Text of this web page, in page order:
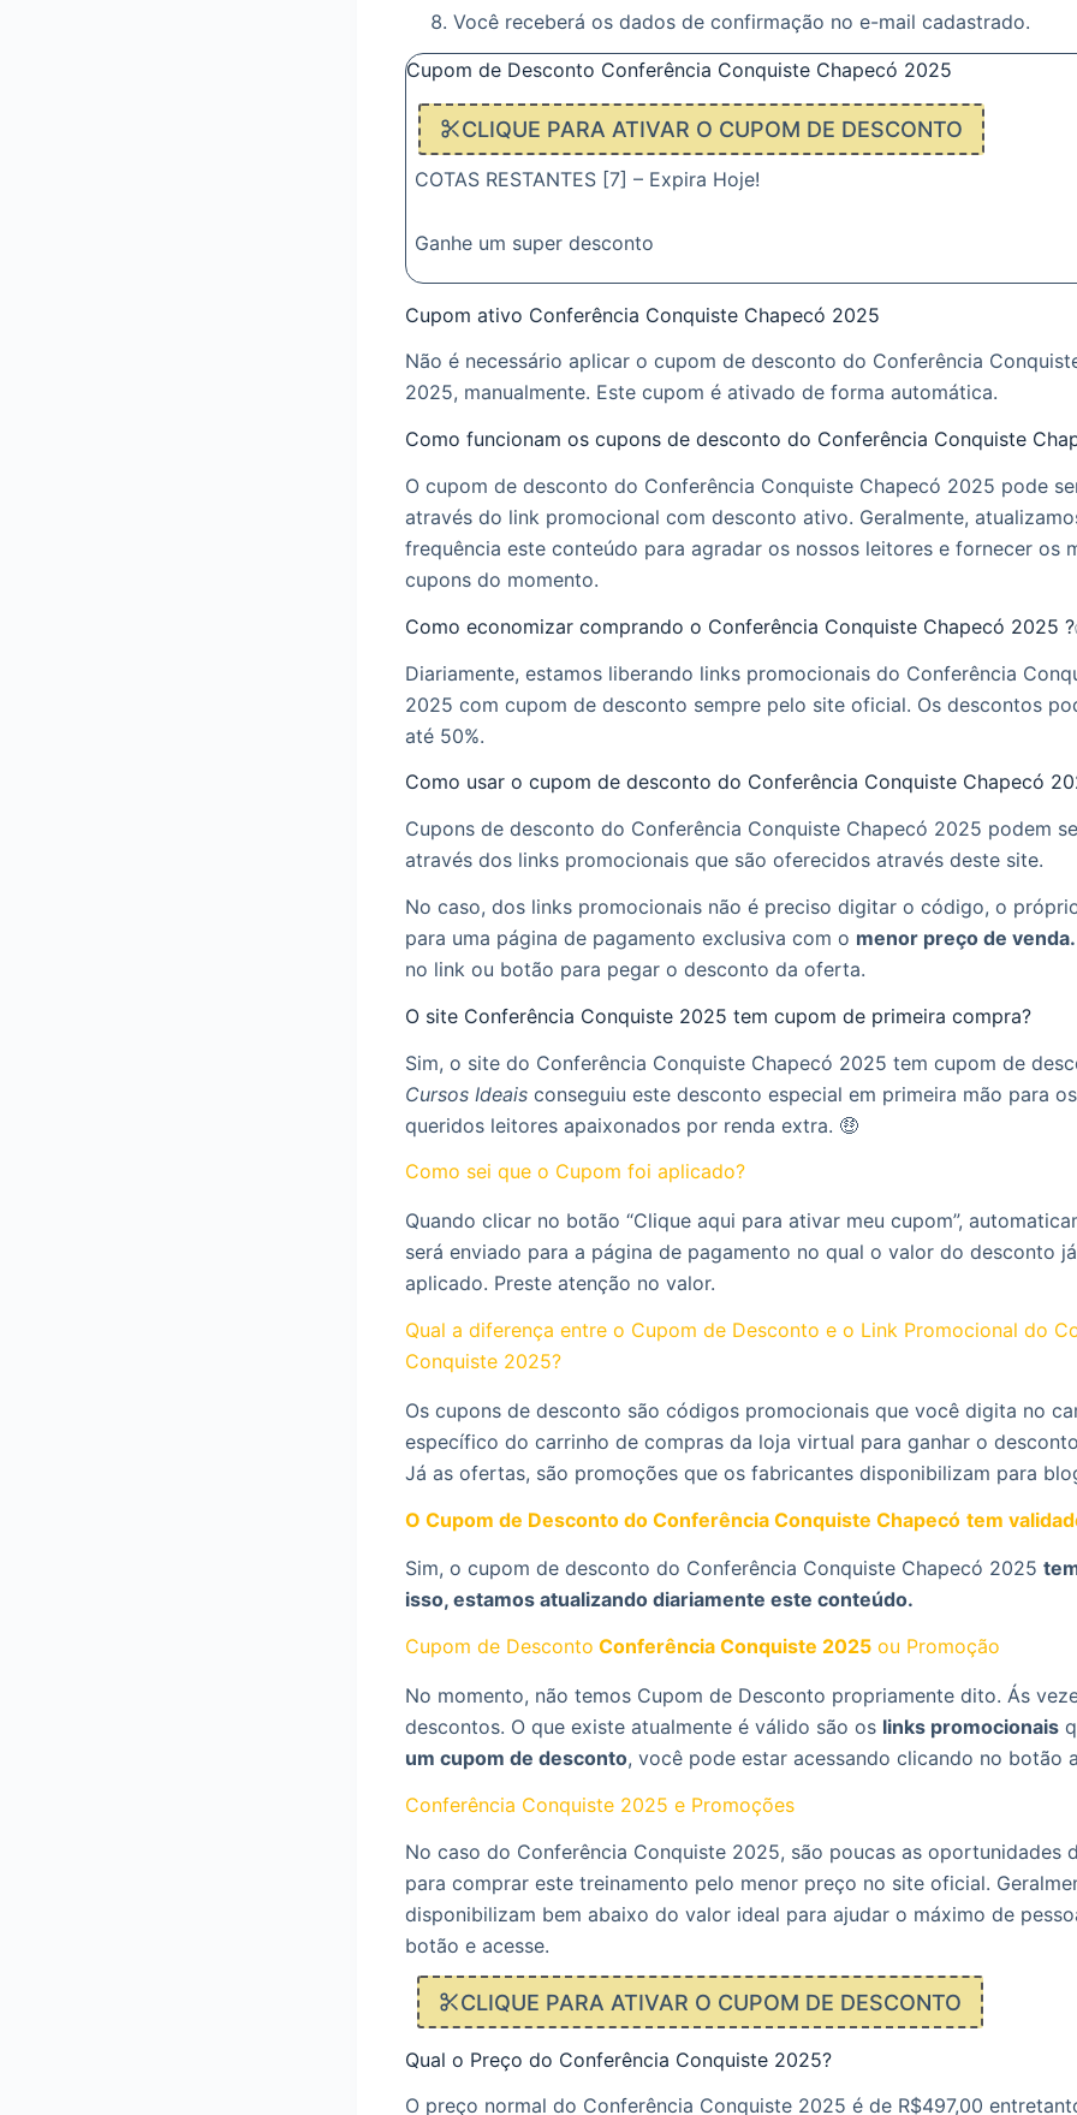
Você receberá os dados de confirmação no e-mail cadastrado.
Cupom de Desconto Conferência Conquiste Chapecó 2025
CLIQUE PARA ATIVAR O CUPOM DE DESCONTO
COTAS RESTANTES [7] – Expira Hoje!
Ganhe um super desconto
Cupom ativo Conferência Conquiste Chapecó 2025
Não é necessário aplicar o cupom de desconto do Conferência
2025, manualmente. Este cupom é ativado de forma automática.
Como funcionam os cupons de desconto do Conferência Conquiste
O cupom de desconto do Conferência Conquiste Chapecó 2025 pode
através do link promocional com desconto ativo. Geralmente,
frequência este conteúdo para agradar os nossos leitores e fornecer os
cupons do momento.
Como economizar comprando o Conferência Conquiste Chapecó 2025
Diariamente, estamos liberando links promocionais do Conferência
2025 com cupom de desconto sempre pelo site oficial. Os descontos
até 50%.
Como usar o cupom de desconto do Conferência Conquiste Chapecó
Cupons de desconto do Conferência Conquiste Chapecó 2025 podem
através dos links promocionais que são oferecidos através deste site.
No caso, dos links promocionais não é preciso digitar o código, o
para uma página de pagamento exclusiva com o menor preço de venda.
no link ou botão para pegar o desconto da oferta.
O site Conferência Conquiste 2025 tem cupom de primeira compra?
Sim, o site do Conferência Conquiste Chapecó 2025 tem cupom de
Cursos Ideais conseguiu este desconto especial em primeira mão para
queridos leitores apaixonados por renda extra. 🤑
Como sei que o Cupom foi aplicado?
Quando clicar no botão “Clique aqui para ativar meu cupom”,
será enviado para a página de pagamento no qual o valor do desconto
aplicado. Preste atenção no valor.
Qual a diferença entre o Cupom de Desconto e o Link Promocional do
Conquiste 2025?
Os cupons de desconto são códigos promocionais que você digita no
específico do carrinho de compras da loja virtual para ganhar o
Já as ofertas, são promoções que os fabricantes disponibilizam para
O Cupom de Desconto do Conferência Conquiste Chapecó tem
Sim, o cupom de desconto do Conferência Conquiste Chapecó 2025
isso, estamos atualizando diariamente este conteúdo.
Cupom de Desconto Conferência Conquiste 2025 ou Promoção
No momento, não temos Cupom de Desconto propriamente dito. Ás
descontos. O que existe atualmente é válido são os links promocionais
um cupom de desconto, você pode estar acessando clicando no botão
Conferência Conquiste 2025 e Promoções
No caso do Conferência Conquiste 2025, são poucas as oportunidades
para comprar este treinamento pelo menor preço no site oficial.
disponibilizam bem abaixo do valor ideal para ajudar o máximo de
botão e acesse.
CLIQUE PARA ATIVAR O CUPOM DE DESCONTO
Qual o Preço do Conferência Conquiste 2025?
O preço normal do Conferência Conquiste 2025 é de R$497,00